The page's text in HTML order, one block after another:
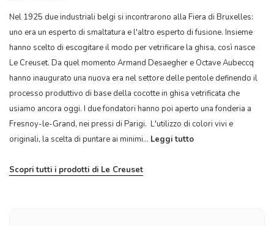
Nel 1925 due industriali belgi si incontrarono alla Fiera di Bruxelles:
uno era un esperto di smaltatura e l'altro esperto di fusione. Insieme
hanno scelto di escogitare il modo per vetrificare la ghisa, così nasce
Le Creuset. Da quel momento Armand Desaegher e Octave Aubeccq
hanno inaugurato una nuova era nel settore delle pentole definendo il
processo produttivo di base della cocotte in ghisa vetrificata che
usiamo ancora oggi. I due fondatori hanno poi aperto una fonderia a
Fresnoy-le-Grand, nei pressi di Parigi. L'utilizzo di colori vivi e
originali, la scelta di puntare ai minimi... Leggi tutto
Scopri tutti i prodotti di Le Creuset